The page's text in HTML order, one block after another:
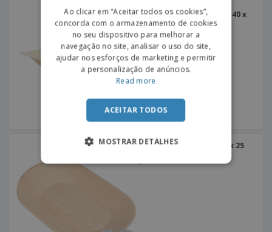
Bandejas Retangulares
"Wood" Madeira | 195 x 140 x
30 mm
Pratos Areca | 200 x 127 x 25
SPANISH
Ao clicar em “Aceitar todos os cookies”,
concorda com o armazenamento de cookies
no seu dispositivo para melhorar a
navegação no site, analisar o uso do site,
ajudar nos esforços de marketing e permitir
a personalização de anúncios.
Read more
ACEITAR TODOS
MOSTRAR DETALHES